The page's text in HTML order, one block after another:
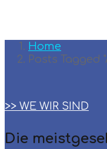
Home
Posts Tagged
>> WE WIR SIND
Die